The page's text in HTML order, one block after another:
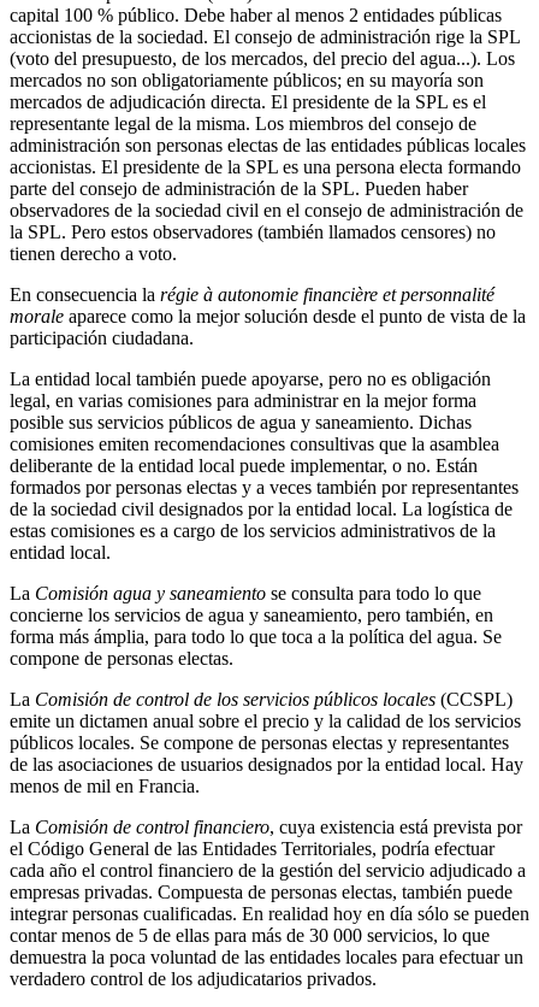
capital 100 % público. Debe haber al menos 2 entidades públicas
accionistas de la sociedad. El consejo de administración rige la SPL
(voto del presupuesto, de los mercados, del precio del agua...). Los
mercados no son obligatoriamente públicos; en su mayoría son
mercados de adjudicación directa. El presidente de la SPL es el
representante legal de la misma. Los miembros del consejo de
administración son personas electas de las entidades públicas locales
accionistas. El presidente de la SPL es una persona electa formando
parte del consejo de administración de la SPL. Pueden haber
observadores de la sociedad civil en el consejo de administración de
la SPL. Pero estos observadores (también llamados censores) no
tienen derecho a voto.
En consecuencia la régie à autonomie financière et personnalité
morale aparece como la mejor solución desde el punto de vista de la
participación ciudadana.
La entidad local también puede apoyarse, pero no es obligación
legal, en varias comisiones para administrar en la mejor forma
posible sus servicios públicos de agua y saneamiento. Dichas
comisiones emiten recomendaciones consultivas que la asamblea
deliberante de la entidad local puede implementar, o no. Están
formados por personas electas y a veces también por representantes
de la sociedad civil designados por la entidad local. La logística de
estas comisiones es a cargo de los servicios administrativos de la
entidad local.
La Comisión agua y saneamiento se consulta para todo lo que
concierne los servicios de agua y saneamiento, pero también, en
forma más ámplia, para todo lo que toca a la política del agua. Se
compone de personas electas.
La Comisión de control de los servicios públicos locales (CCSPL)
emite un dictamen anual sobre el precio y la calidad de los servicios
públicos locales. Se compone de personas electas y representantes
de las asociaciones de usuarios designados por la entidad local. Hay
menos de mil en Francia.
La Comisión de control financiero, cuya existencia está prevista por
el Código General de las Entidades Territoriales, podría efectuar
cada año el control financiero de la gestión del servicio adjudicado a
empresas privadas. Compuesta de personas electas, también puede
integrar personas cualificadas. En realidad hoy en día sólo se pueden
contar menos de 5 de ellas para más de 30 000 servicios, lo que
demuestra la poca voluntad de las entidades locales para efectuar un
verdadero control de los adjudicatarios privados.